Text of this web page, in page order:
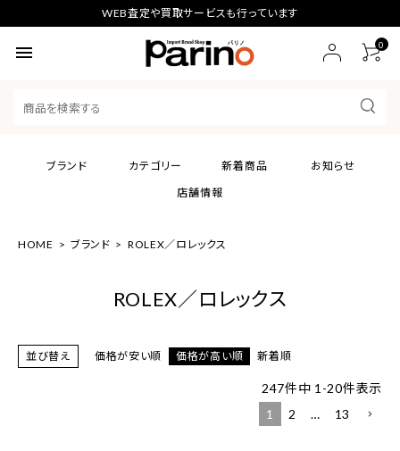
WEB査定や買取サービスも行っています
menu 0
ブランド カテゴリー 新着商品
お知らせ
店舗情報
HOME ブランド ROLEX／ロレックス
ROLEX／ロレックス
並び替え 価格が安い順 価格が高い順 新着順
247件中 1 -20件表示
1
2 … 13